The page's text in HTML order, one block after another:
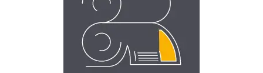
Επισκεφθείτε τη Largyfine